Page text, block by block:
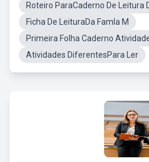
Roteiro ParaCaderno De Leitura
Ficha De LeituraDa Famla M
Primeira Folha Caderno
Atividades DiferentesPara Ler